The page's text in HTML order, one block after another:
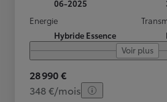
06-2025
Energie
Hybride Essence
Voir plus
28 990 €
348 €/mois